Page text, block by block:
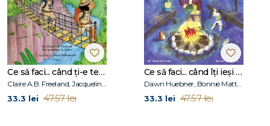
Ce să faci... când ți-e teamă de greșeli. Ghid pentru copiii care nu acceptă să fie imperfecți
33.3 lei 47.57 lei
Ce să faci... când îţi ieşi din fire. Ghid pentru copiii care nu-şi pot stăpâni furia
33.3 lei 47.57 lei